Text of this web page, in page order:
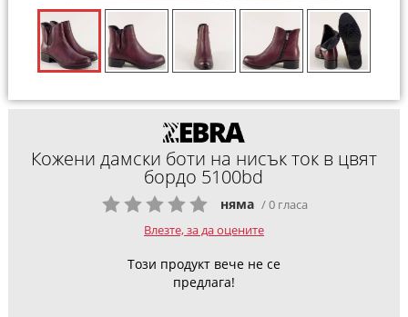
Кожени дамски боти на нисък ток в цвят
бордо 5100bd
няма / 0 гласа
Влезте, за да оцените
Този продукт вече не се
предлага!